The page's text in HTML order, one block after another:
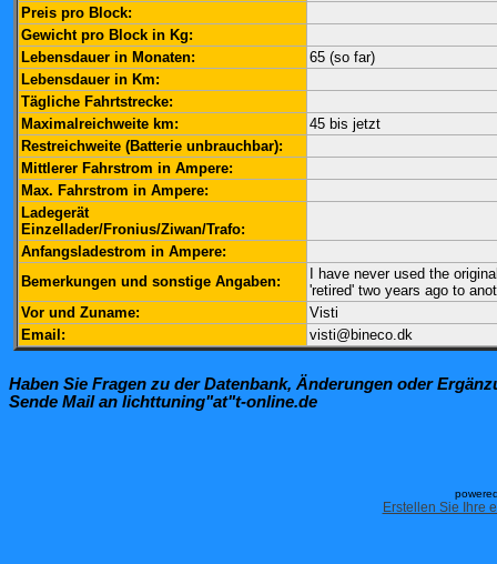
Preis pro Block:
Gewicht pro Block in Kg:
Lebensdauer in Monaten:
65 (so far)
Lebensdauer in Km:
Tägliche Fahrtstrecke:
Maximalreichweite km:
45 bis jetzt
Restreichweite (Batterie unbrauchbar):
Mittlerer Fahrstrom in Ampere:
Max. Fahrstrom in Ampere:
Ladegerät
Einzellader/Fronius/Ziwan/Trafo:
Anfangsladestrom in Ampere:
Bemerkungen und sonstige Angaben:
I have never used the
'retired' two years ago to
Vor und Zuname:
Visti
Email:
visti@bineco.dk
Haben Sie Fragen zu der Datenbank, Änderungen oder
Sende Mail an lichttuning"at"t-online.de
Erstellen Sie Ihre